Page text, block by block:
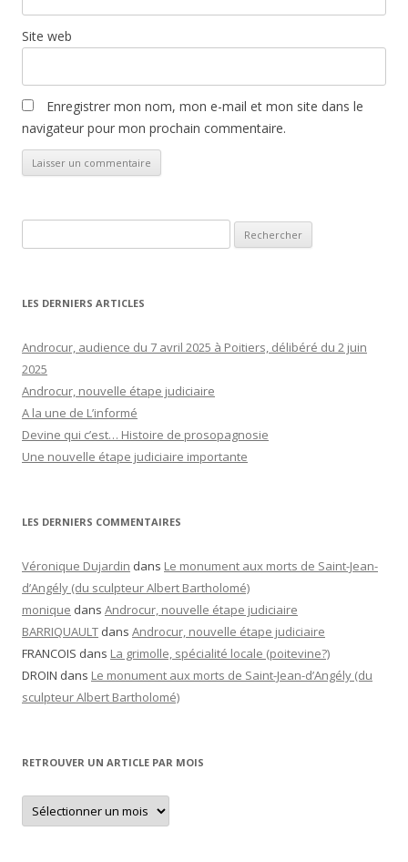
Site web
Enregistrer mon nom, mon e-mail et mon site dans le
navigateur pour mon prochain commentaire.
LES DERNIERS ARTICLES
Androcur, audience du 7 avril 2025 à Poitiers, délibéré du 2 juin
2025
Androcur, nouvelle étape judiciaire
A la une de L’informé
Devine qui c’est… Histoire de prosopagnosie
Une nouvelle étape judiciaire importante
LES DERNIERS COMMENTAIRES
Véronique Dujardin dans Le monument aux morts de Saint-Jean-
d’Angély (du sculpteur Albert Bartholomé)
monique dans Androcur, nouvelle étape judiciaire
BARRIQUAULT dans Androcur, nouvelle étape judiciaire
FRANCOIS dans La grimolle, spécialité locale (poitevine?)
DROIN dans Le monument aux morts de Saint-Jean-d’Angély (du
sculpteur Albert Bartholomé)
RETROUVER UN ARTICLE PAR MOIS
Retrouver
un
article